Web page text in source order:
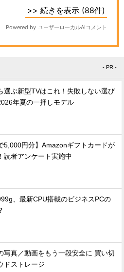
- PR -
選ぶ新型TVはこれ！失敗しない選び
年夏の一押しモデル
5,000円分】Amazonギフトカードが
読者アンケート実施中
、最新CPU搭載のビジネスPCの
写真／動画をもう一段安全に 買い切
ドストレージ